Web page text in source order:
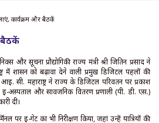
कार्यक्रम और बैठकें
बैठकें
और सूचना प्रौद्योगिकी राज्य मंत्री श्री जितिन प्रसाद ने
में शासन को बढ़ावा देने वाली प्रमुख डिजिटल पहलों की
सी. महाराष्ट्र ने राज्य के डिजिटल परिवर्तन पर प्रकाश
और सार्वजनिक वितरण प्रणाली (पी. डी. एस.)
दी।
पर ई-गेट का भी निरीक्षण किया, जहां उन्हें यात्रियों की